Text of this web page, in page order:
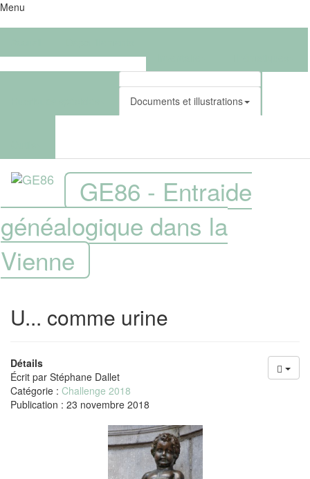
Menu
Documents et illustrations
GE86 - Entraide
généalogique dans la
Vienne
U... comme urine
Détails
Écrit par Stéphane Dallet
Catégorie : Challenge 2018
Publication : 23 novembre 2018